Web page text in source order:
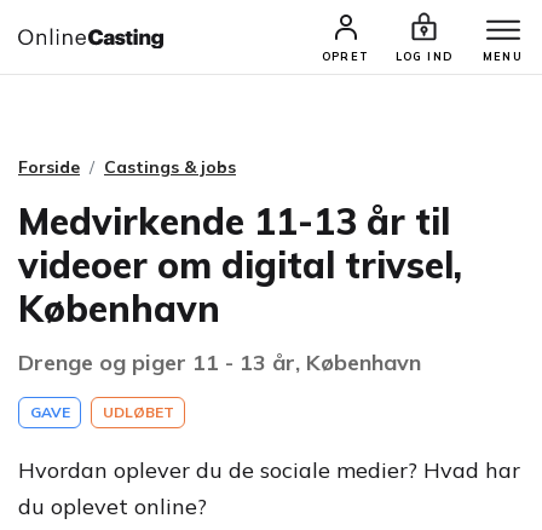
OPRET LOG IND MENU
CASTINGS & JOBS SØG PROFIL
Forside Castings & jobs
Medvirkende 11-13 år til
videoer om digital trivsel,
København
Drenge og piger 11 - 13 år, København
GAVE UDLØBET
Hvordan oplever du de sociale medier? Hvad har
du oplevet online?